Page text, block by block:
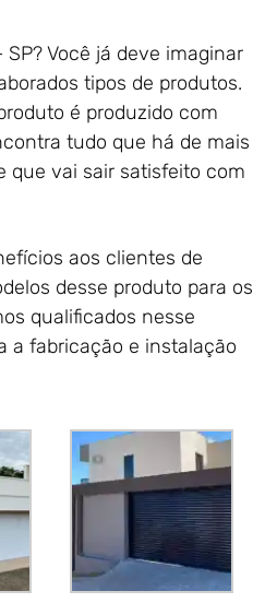
Você já deve imaginar
tipos de produtos.
é produzido com
tudo que há de mais
que vai sair satisfeito com
aos clientes de
desse produto para os
qualificados nesse
a fabricação e instalação